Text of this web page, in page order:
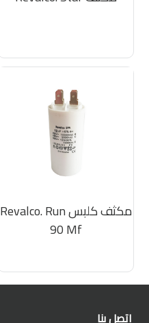
مكثف كلبس Revalco. Run
90 Mf
اتصل بنا